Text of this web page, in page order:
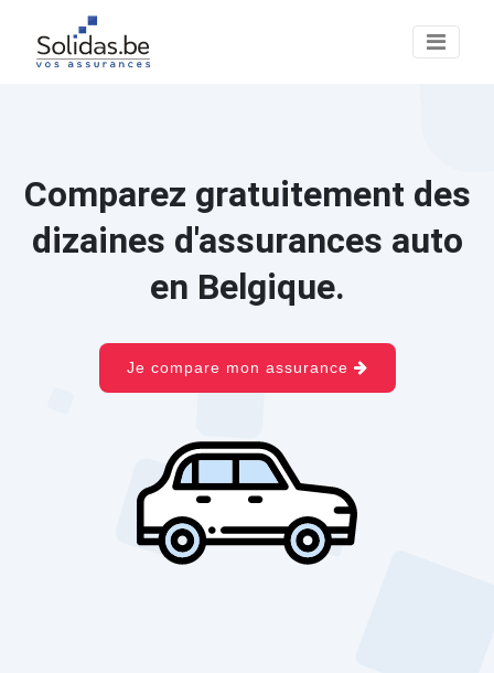
Comparez gratuitement des
dizaines d'assurances auto
en Belgique.
Je compare mon assurance